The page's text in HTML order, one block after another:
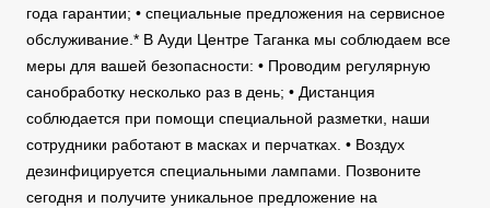
года гарантии; • специальные предложения на сервисное
обслуживание.* В Ауди Центре Таганка мы соблюдаем все
меры для вашей безопасности: • Проводим регулярную
санобработку несколько раз в день; • Дистанция
соблюдается при помощи специальной разметки, наши
сотрудники работают в масках и перчатках. • Воздух
дезинфицируется специальными лампами. Позвоните
сегодня и получите уникальное предложение на